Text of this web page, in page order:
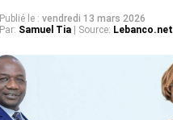
Publié le : vendredi 13 mars 2026
Par: Samuel Tia | Source: Lebanco.net